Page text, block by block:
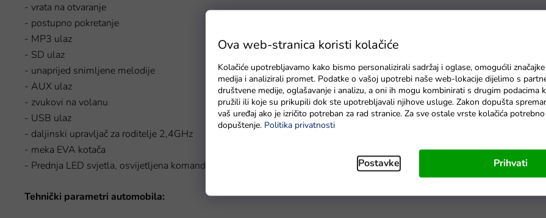
Ova web-stranica koristi kolačiće
Kolačiće upotrebljavamo kako bismo personalizirali sadržaj i oglase, omogućili
medija i analizirali promet. Podatke o vašoj upotrebi naše web-lokacije dijelimo s
društvene medije, oglašavanje i analizu, a oni ih mogu kombinirati s drugim podacima
pružili ili koje su prikupili dok ste upotrebljavali njihove usluge. Zakon dopušta
vaš uređaj ako je izričito potreban za rad stranice. Za sve ostale vrste kolačića
dopuštenje. Politika privatnosti
Postavke Prihvati
- vrata na otvaranje
- postupno pokretanje
- MP3 ulaz
- SD ulaz
- unaprijed snimljene melodije
- AUX ulaz
- zvukovi na volanu
- USB ulaz
- daljinski upravljač za roditelje 2,4GHz
- meka EVA kotača
- Prednja LED svjetla, osvijetljena komandna ploča
Tehnički parametri automobila: